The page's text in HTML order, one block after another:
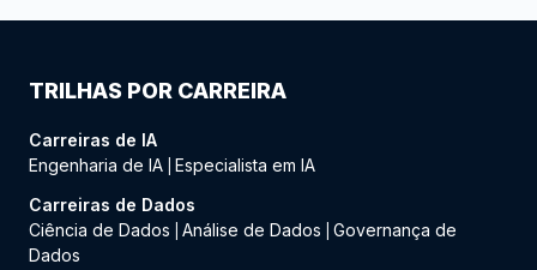
TRILHAS POR CARREIRA
Carreiras de IA
Engenharia de IA Especialista em IA
Carreiras de Dados
Ciência de Dados
Análise de Dados
Governança de
Dados